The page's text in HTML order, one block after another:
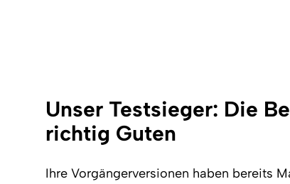
Unser Testsieger: Die
richtig Guten
Ihre Vorgängerversionen haben bereits